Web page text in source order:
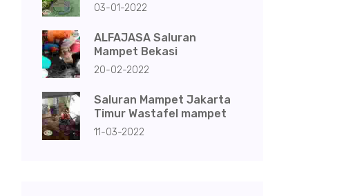
03-01-2022
ALFAJASA Saluran
Mampet Bekasi
20-02-2022
Saluran Mampet Jakarta
Timur Wastafel mampet
11-03-2022